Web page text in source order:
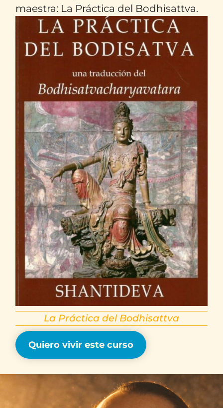
maestra: La Práctica del Bodhisattva.
La Práctica del Bodhisattva
Quiero vivir este curso